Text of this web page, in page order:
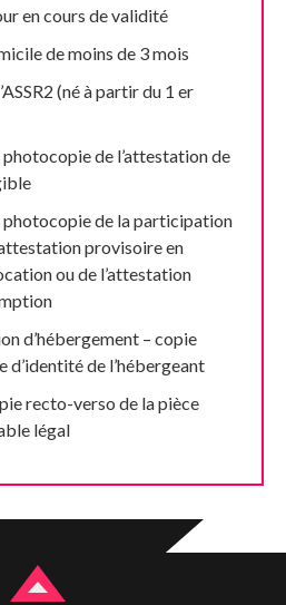
en cours de validité
de moins de 3 mois
(né à partir du 1 er
photocopie de l’attestation de
photocopie de la participation
provisoire en
ou de l’attestation
d’hébergement – copie
de l’hébergeant
recto-verso de la pièce
légal